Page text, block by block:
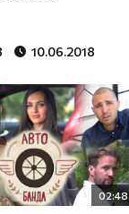
10.06.2018
02:48